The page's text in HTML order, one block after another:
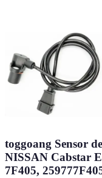
toggoang Sensor
NISSAN Cabstar
7F405,